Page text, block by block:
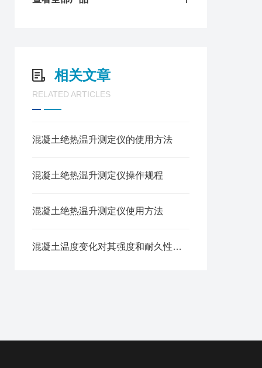
相关文章
RELATED ARTICLES
混凝土绝热温升测定仪的使用方法
混凝土绝热温升测定仪操作规程
混凝土绝热温升测定仪使用方法
混凝土温度变化对其强度和耐久性试验方法